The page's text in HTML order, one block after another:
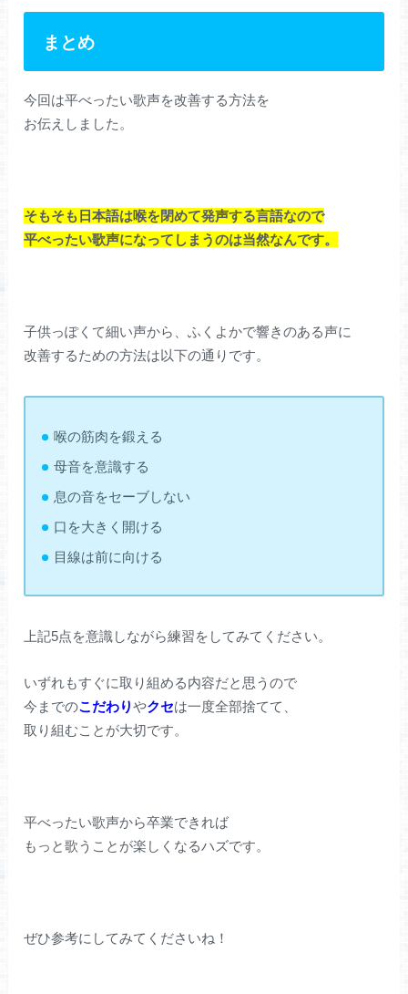
まとめ
今回は平べったい歌声を改善する方法を
お伝えしました。
そもそも日本語は喉を閉めて発声する言語なので
平べったい歌声になってしまうのは当然なんです。
子供っぽくて細い声から、ふくよかで響きのある声に
改善するための方法は以下の通りです。
喉の筋肉を鍛える
母音を意識する
息の音をセーブしない
口を大きく開ける
目線は前に向ける
上記5点を意識しながら練習をしてみてください。
いずれもすぐに取り組める内容だと思うので
今までのこだわりやクセは一度全部捨てて、
取り組むことが大切です。
平べったい歌声から卒業できれば
もっと歌うことが楽しくなるハズです。
ぜひ参考にしてみてくださいね！